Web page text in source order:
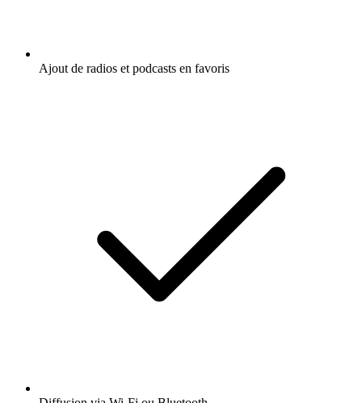
Ajout de radios et podcasts en favoris